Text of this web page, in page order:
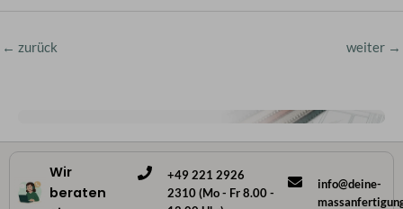
← zurück weiter →
Wir
beraten
+49 221 2926
2310 (Mo - Fr 8.00 -
info@deine-